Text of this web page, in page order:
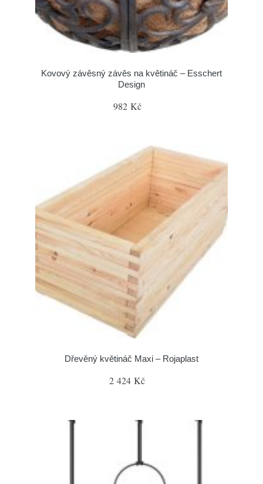
Kovový závěsný závěs na květináč – Esschert
Design
982 Kč
Dřevěný květináč Maxi – Rojaplast
2 424 Kč